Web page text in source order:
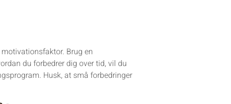
Brug en
du forbedrer dig over tid, vil du
Husk, at små forbedringer